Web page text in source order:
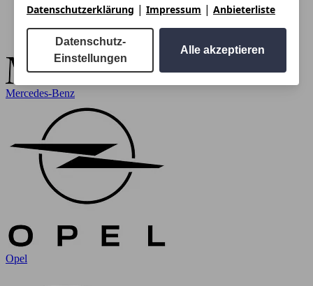
Mercedes-Benz
Opel
Datenschutzerklärung | Impressum | Anbieterliste
Datenschutz-
Einstellungen
Alle akzeptieren